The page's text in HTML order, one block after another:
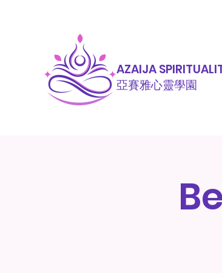
AZAIJA
亞賽雅心靈學園